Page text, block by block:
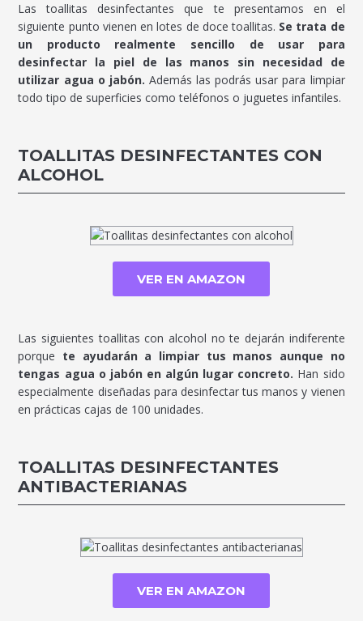
Las toallitas desinfectantes que te presentamos en el
siguiente punto vienen en lotes de doce toallitas. Se trata de
un producto realmente sencillo de usar para
desinfectar la piel de las manos sin necesidad de
utilizar agua o jabón. Además las podrás usar para limpiar
todo tipo de superficies como teléfonos o juguetes infantiles.
TOALLITAS DESINFECTANTES CON
ALCOHOL
VER EN AMAZON
Las siguientes toallitas con alcohol no te dejarán indiferente
porque te ayudarán a limpiar tus manos aunque no
tengas agua o jabón en algún lugar concreto. Han sido
especialmente diseñadas para desinfectar tus manos y vienen
en prácticas cajas de 100 unidades.
TOALLITAS DESINFECTANTES
ANTIBACTERIANAS
VER EN AMAZON